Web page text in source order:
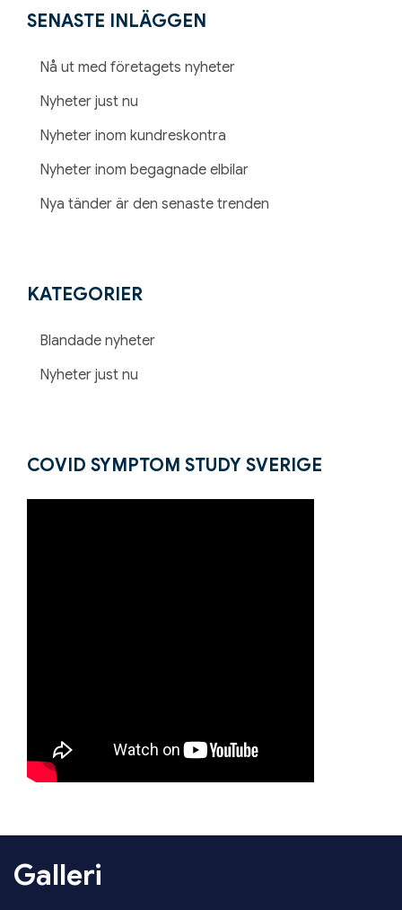
SENASTE INLÄGGEN
Nå ut med företagets nyheter
Nyheter just nu
Nyheter inom kundreskontra
Nyheter inom begagnade elbilar
Nya tänder är den senaste trenden
KATEGORIER
Blandade nyheter
Nyheter just nu
COVID SYMPTOM STUDY SVERIGE
Galleri